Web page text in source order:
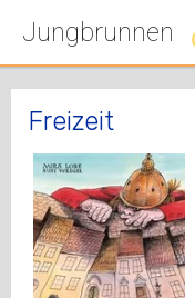
Jungbrunnen
Freizeit